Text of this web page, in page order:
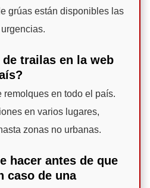
grúas están disponibles las
trailas en la web
remolques en todo el país.
en varios lugares,
zonas no urbanas.
hacer antes de que
caso de una